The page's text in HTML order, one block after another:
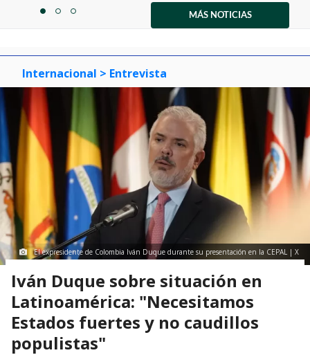
itemitemitem
MÁS NOTICIAS
Internacional > Entrevista
El expresidente de Colombia Iván Duque durante su presentación en la CEPAL | X
Iván Duque sobre situación en
Latinoamérica: "Necesitamos
Estados fuertes y no caudillos
populistas"